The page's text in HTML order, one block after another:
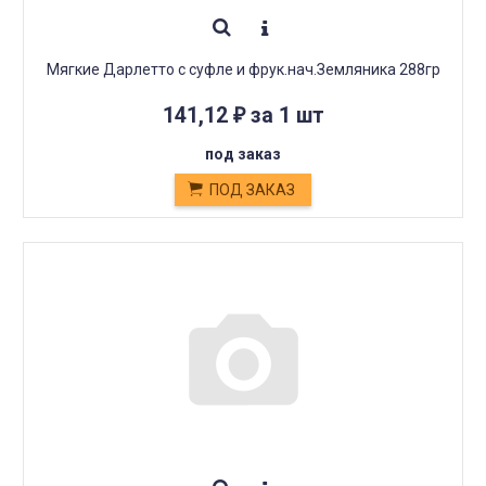
Мягкие Дарлетто с суфле и фрук.нач.Земляника 288гр
141,12 ₽за 1 шт
под заказ
ПОД ЗАКАЗ